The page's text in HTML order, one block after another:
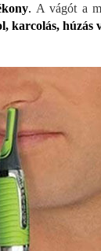
. A vágót a
karcolás,